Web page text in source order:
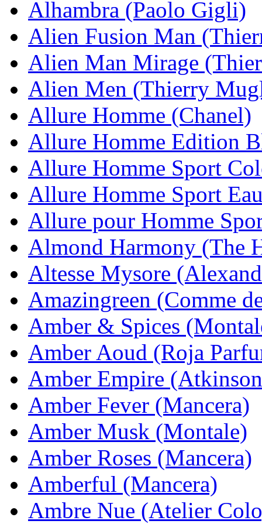
Alhambra (Paolo Gigli)
Alien Fusion Man
Alien Man Mirage
Alien Men (Thierry
Allure Homme (Chanel)
Allure Homme Edition
Allure Homme Sport
Allure Homme Sport
Allure pour Homme
Almond Harmony (The
Altesse Mysore
Amazingreen (Comme
Amber & Spices
Amber Aoud (Roja
Amber Empire
Amber Fever (Mancera)
Amber Musk (Montale)
Amber Roses (Mancera)
Amberful (Mancera)
Ambre Nue (Atelier